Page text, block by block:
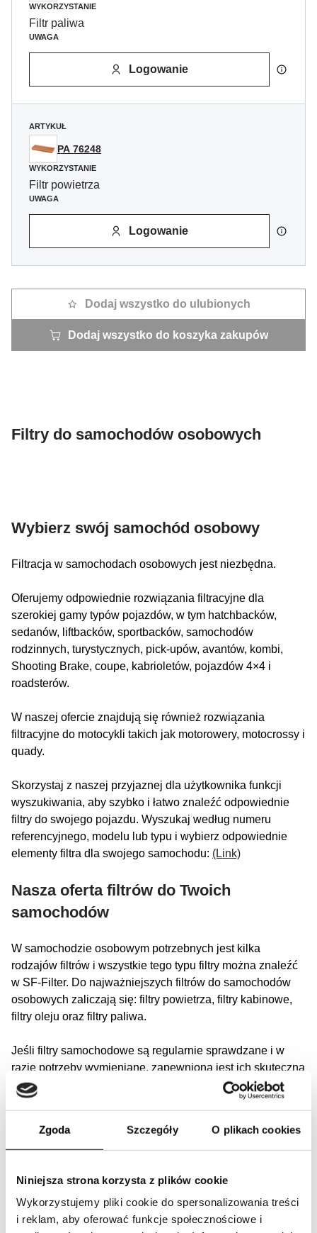
Zgoda Szczegóły O plikach cookies
Niniejsza strona korzysta z plików cookie
Wykorzystujemy pliki cookie do spersonalizowania treści
i reklam, aby oferować funkcje społecznościowe i
WYKORZYSTANIE
Filtr paliwa
UWAGA
Logowanie
ARTYKUŁ
PA 76248
WYKORZYSTANIE
Filtr powietrza
UWAGA
Logowanie
Dodaj wszystko do ulubionych
Dodaj wszystko do koszyka zakupów
Filtry do samochodów osobowych
Wybierz swój samochód osobowy
Filtracja w samochodach osobowych jest niezbędna.
Oferujemy odpowiednie rozwiązania filtracyjne dla
szerokiej gamy typów pojazdów, w tym hatchbacków,
sedanów, liftbacków, sportbacków, samochodów
rodzinnych, turystycznych, pick-upów, avantów, kombi,
Shooting Brake, coupe, kabrioletów, pojazdów 4×4 i
roadsterów.
W naszej ofercie znajdują się również rozwiązania
filtracyjne do motocykli takich jak motorowery, motocrossy i
quady.
Skorzystaj z naszej przyjaznej dla użytkownika funkcji
wyszukiwania, aby szybko i łatwo znaleźć odpowiednie
filtry do swojego pojazdu. Wyszukaj według numeru
referencyjnego, modelu lub typu i wybierz odpowiednie
elementy filtra dla swojego samochodu: (Link)
Nasza oferta filtrów do Twoich
samochodów
W samochodzie osobowym potrzebnych jest kilka
rodzajów filtrów i wszystkie tego typu filtry można znaleźć
w SF-Filter. Do najważniejszych filtrów do samochodów
osobowych zaliczają się: filtry powietrza, filtry kabinowe,
filtry oleju oraz filtry paliwa.
Jeśli filtry samochodowe są regularnie sprawdzane i w
razie potrzeby wymieniane, zapewniona jest ich skuteczna
filtracja, a tym samym zostaje zwiększona wydajność
pojazdu. W SF-Filter znajdziesz najlepsze rozwiązanie
Wyszukaj markę dla swojego środka
transportu
Postaw na jakość i naszą niezawodność. Oferujemy nie